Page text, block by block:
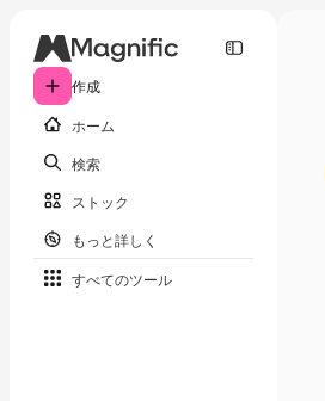
作成
ホーム
検索
ストック
もっと詳しく
すべてのツール